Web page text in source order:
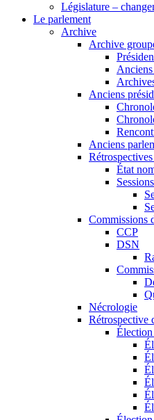
Législature –
Le parlement
Archive
Archive
Anciens
Anciens
Anciens
État
Commissions
CCP
DSN
Nécrologie
Rétrospective